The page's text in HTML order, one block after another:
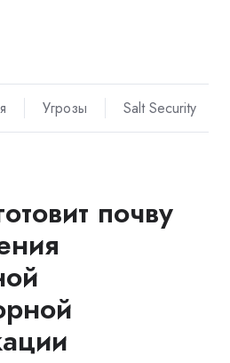
Угрозы Salt Security
почву